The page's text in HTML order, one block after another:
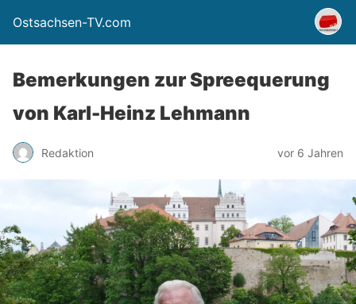
Ostsachsen-TV.com
Bemerkungen zur Spreequerung
von Karl-Heinz Lehmann
Redaktion vor 6 Jahren